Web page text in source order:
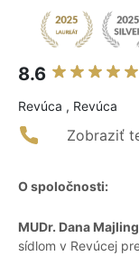
8.6
Revúca , Revúca
Zobraziť
O spoločnosti:
MUDr. Dana
sídlom v Revúcej